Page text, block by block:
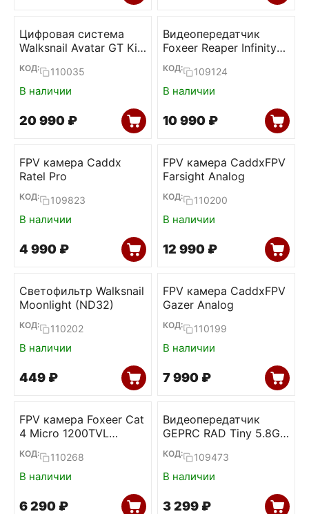
Цифровая система
Walksnail Avatar GT Kit
(Dual antenna)
КОД: 110035
В наличии
20 990 ₽
Видеопередатчик
Foxeer Reaper Infinity
v2 5W 4.9-6G 80ch VTx
КОД: 109124
В наличии
10 990 ₽
FPV камера Caddx
Ratel Pro
КОД: 109823
В наличии
4 990 ₽
FPV камера CaddxFPV
Farsight Analog
КОД: 110200
В наличии
12 990 ₽
Светофильтр Walksnail
Moonlight (ND32)
КОД: 110202
В наличии
‍449‍ ₽
FPV камера CaddxFPV
Gazer Analog
КОД: 110199
В наличии
7 990 ₽
FPV камера Foxeer Cat
4 Micro 1200TVL
StarLight
КОД: 110268
В наличии
6 290 ₽
Видеопередатчик
GEPRC RAD Tiny 5.8G
400mW
КОД: 109473
В наличии
3 299 ₽